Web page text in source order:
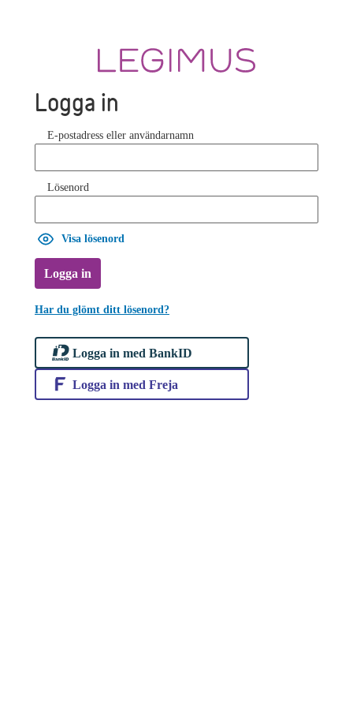
Logga in
E-postadress eller användarnamn
Lösenord
Visa lösenord
Logga in
Har du glömt ditt lösenord?
Logga in med BankID
Logga in med Freja